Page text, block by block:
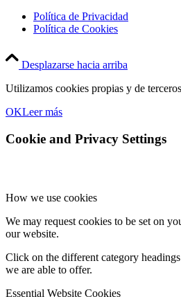
Política de Privacidad
Política de Cookies
Desplazarse hacia arriba
Utilizamos cookies propias y de
OKLeer más
Cookie and Privacy Settings
How we use cookies
We may request cookies to be set on
our website.
Click on the different category
we are able to offer.
Essential Website Cookies